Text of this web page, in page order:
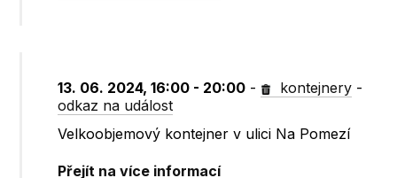
13. 06. 2024, 16:00 - 20:00 - kontejnery -
odkaz na událost
Velkoobjemový kontejner v ulici Na Pomezí
Přejít na více informací